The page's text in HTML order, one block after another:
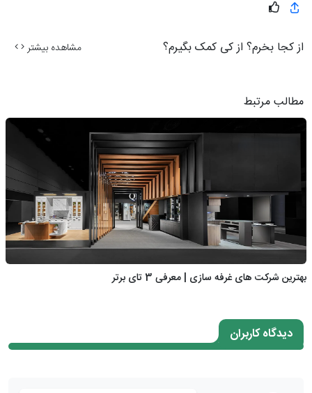
از کجا بخرم؟ از کی کمک بگیرم؟ مشاهده بیشتر
مطالب مرتبط
بهترین شرکت های غرفه سازی | معرفی 3 تای برتر
دیدگاه کاربران